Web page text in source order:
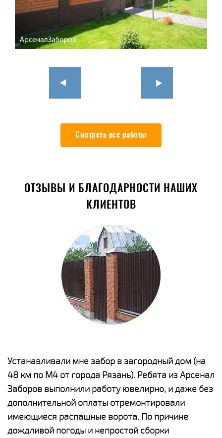
Смотреть все работы
ОТЗЫВЫ И БЛАГОДАРНОСТИ НАШИХ
КЛИЕНТОВ
Устанавливали мне забор в загородный дом (на
48 км по М4 от города Рязань). Ребята из Арсенал
Заборов выполнили работу ювелирно, и даже без
дополнительной оплаты отремонтировали
имеющиеся распашные ворота. По причине
дождливой погоды и непростой сборки